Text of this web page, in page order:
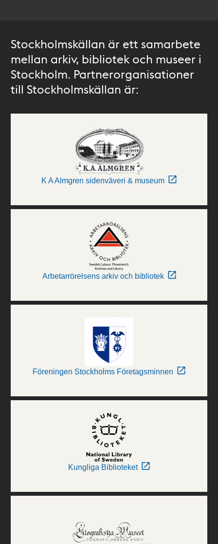
Stockholmskällan är ett samarbete
mellan arkiv, bibliotek och museer i
Stockholm. Partnerorganisationer
till Stockholmskällan är:
K A Almgren sidenväveri & museum
Arbetarrörelsens arkiv och bibliotek
Föreningen Stockholms Företagsminnen
Kungliga Biblioteket